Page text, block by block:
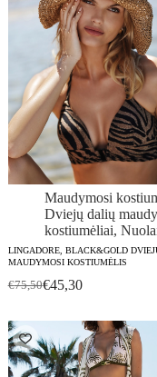
Maudymosi
Dviejų dalių
kostiumėliai,
LINGADORE, BLACK&GOLD
MAUDYMOSI KOSTIUMĖLIS
€75,50Original
was:
€75,50.
€45,30
Current
is:
€45,30.